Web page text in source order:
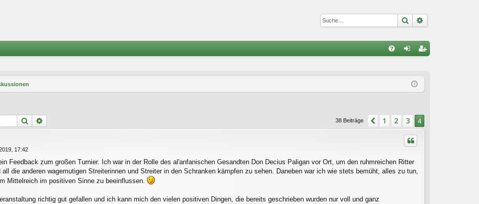
Suche
n
ist
n
Suche 38 Beiträge Vorherige
1 2 3 4
17:42
Feedback zum großen Turnier. Ich war in der Rolle des al'anfanischen Gesandten Don Decius Paligan vor Ort, um den ruhmreichen Ritter
all die anderen wagemutigen Streiterinnen und Streiter in den Schranken kämpfen zu sehen. Daneben war ich wie stets bemüht, alles zu tun,
Mittelreich im positiven Sinne zu beeinflussen.
richtig gut gefallen und ich kann mich den vielen positiven Dingen, die bereits geschrieben wurden nur voll und ganz